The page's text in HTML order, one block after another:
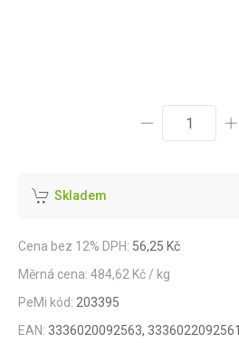
Skladem
Cena bez 12% DPH: 56,25 Kč
Měrná cena: 484,62 Kč / kg
PeMi kód: 203395
EAN: 3336020092563, 3336022092561